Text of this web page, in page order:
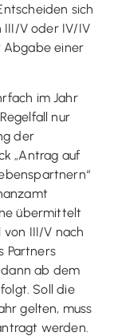
sich
III/V oder IV/IV
Abgabe einer
im Jahr
nur
der
„Antrag auf
übermittelt
von III/V nach
Partners
dann ab dem
Soll die
gelten, muss
werden.